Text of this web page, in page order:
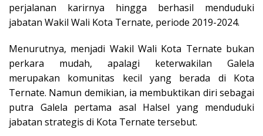
perjalanan karirnya hingga berhasil menduduki
jabatan Wakil Wali Kota Ternate, periode 2019-2024.
Menurutnya, menjadi Wakil Wali Kota Ternate bukan
perkara mudah, apalagi keterwakilan Galela
merupakan komunitas kecil yang berada di Kota
Ternate. Namun demikian, ia membuktikan diri sebagai
putra Galela pertama asal Halsel yang menduduki
jabatan strategis di Kota Ternate tersebut.